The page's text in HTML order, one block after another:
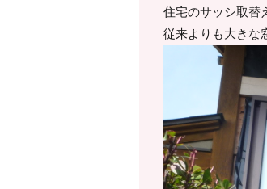
住宅のサッシ取替
従来よりも大きな